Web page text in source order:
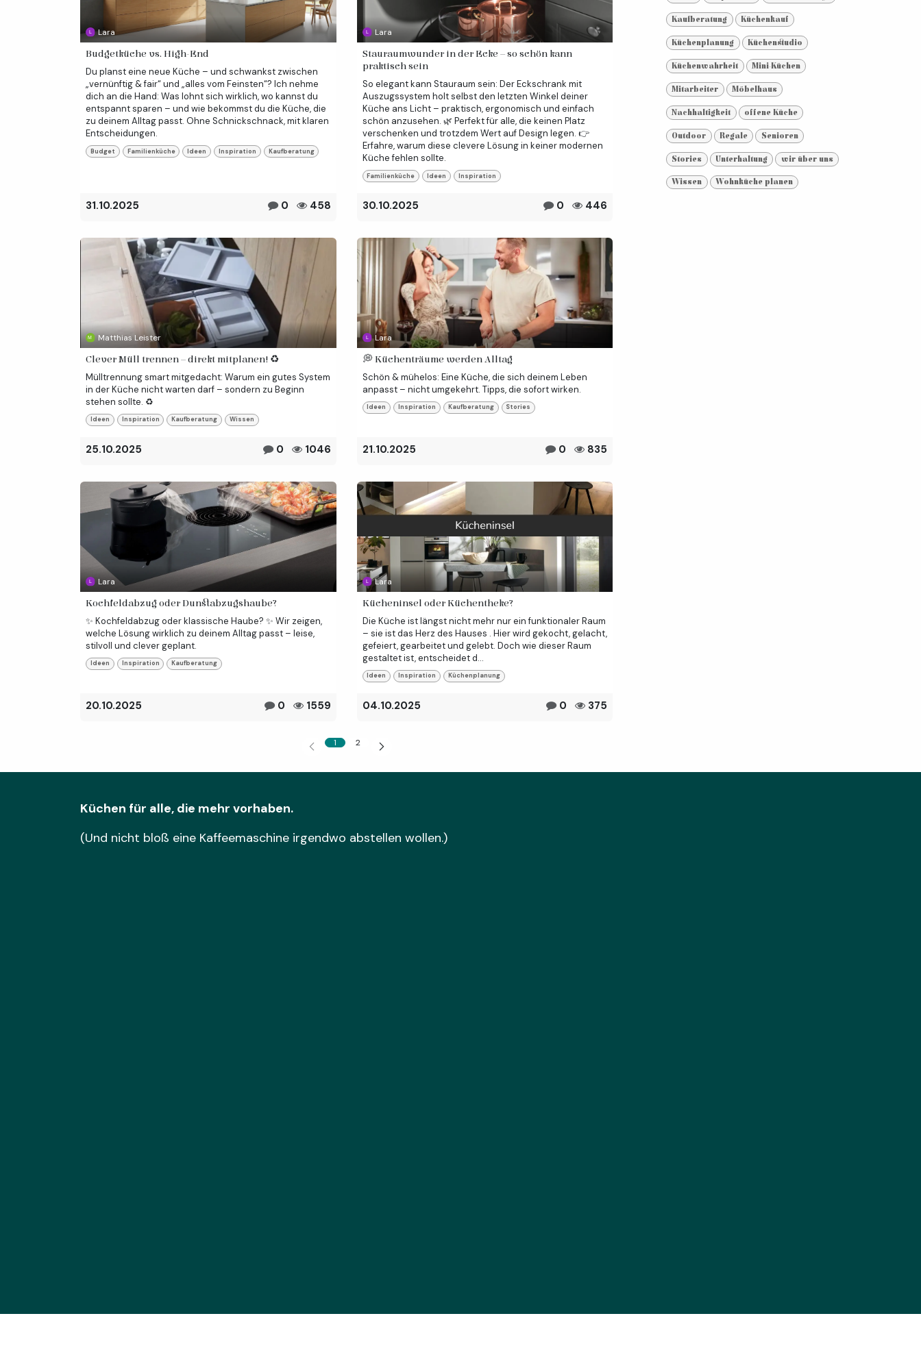
Lara
Budgetküche vs. High-End
Du planst eine neue Küche – und schwankst zwischen
„vernünftig & fair“ und „alles vom Feinsten“? Ich nehme
dich an die Hand: Was lohnt sich wirklich, wo kannst du
entspannt sparen – und wie bekommst du die Küche, die
zu deinem Alltag passt. Ohne Schnickschnack, mit klaren
Entscheidungen.
Budget Familienküche Ideen Inspiration Kaufberatung
31.10.2025 0 458
Lara
Stauraumwunder in der Ecke – so schön kann
praktisch sein
So elegant kann Stauraum sein: Der Eckschrank mit
Auszugssystem holt selbst den letzten Winkel deiner
Küche ans Licht – praktisch, ergonomisch und einfach
schön anzusehen. 🌿 Perfekt für alle, die keinen Platz
verschenken und trotzdem Wert auf Design legen. 👉
Erfahre, warum diese clevere Lösung in keiner modernen
Küche fehlen sollte.
Familienküche Ideen Inspiration
30.10.2025 0 446
Matthias Leister
Clever Müll trennen – direkt mitplanen! ♻️
Mülltrennung smart mitgedacht: Warum ein gutes System
in der Küche nicht warten darf – sondern zu Beginn
stehen sollte. ♻️
Ideen Inspiration Kaufberatung Wissen
25.10.2025 0 1046
Lara
💭 Küchenträume werden Alltag
Schön & mühelos: Eine Küche, die sich deinem Leben
anpasst – nicht umgekehrt. Tipps, die sofort wirken.
Ideen Inspiration Kaufberatung Stories
21.10.2025 0 835
Lara
Kochfeldabzug oder Dunstabzugshaube?
✨ Kochfeldabzug oder klassische Haube? ✨ Wir zeigen,
welche Lösung wirklich zu deinem Alltag passt – leise,
stilvoll und clever geplant.
Ideen Inspiration Kaufberatung
20.10.2025 0 1559
Lara
Kücheninsel oder Küchentheke?
Die Küche ist längst nicht mehr nur ein funktionaler Raum
– sie ist das Herz des Hauses . Hier wird gekocht, gelacht,
gefeiert, gearbeitet und gelebt. Doch wie dieser Raum
gestaltet ist, entscheidet d...
Ideen Inspiration Küchenplanung
04.10.2025 0 375
1 2
Kaufberatung Küchenkauf
Küchenplanung Küchenstudio
Küchenwahrheit Mini-Küchen
Mitarbeiter Möbelhaus
Nachhaltigkeit offene Küche
Outdoor Regale Senioren
Stories Unterhaltung wir über uns
Wissen Wohnküche planen
Küchen für alle, die mehr vorhaben.
(Und nicht bloß eine Kaffeemaschine irgendwo abstellen wollen.)